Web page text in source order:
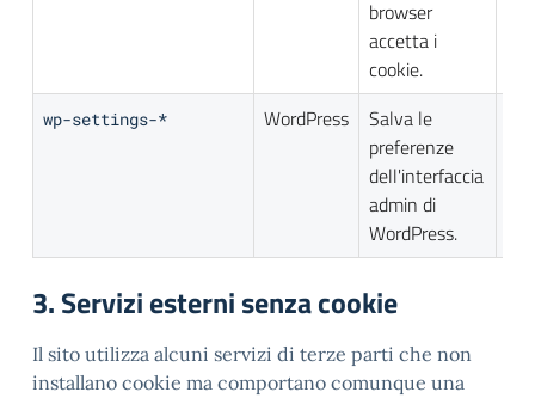
browser
accetta i
cookie.
wp-settings-* WordPress
Salva le
preferenze
dell'interfaccia
admin di
WordPress.
3. Servizi esterni senza cookie
Il sito utilizza alcuni servizi di terze parti che non
installano cookie ma comportano comunque una